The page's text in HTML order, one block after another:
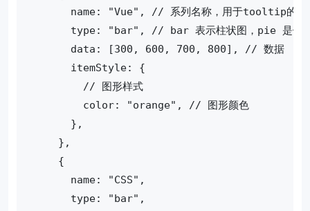
name: "Vue", // 系列名称，用于tooltip的显示
type: "bar", // bar 表示柱状图，pie 是饼图
data: [300, 600, 700, 800], // 数据
itemStyle: {
// 图形样式
color: "orange", // 图形颜色
},
},
{
name: "CSS",
type: "bar",